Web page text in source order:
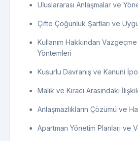
Uluslararası Anlaşmalar ve
Çifte Çoğunluk Şartları ve
Kullanım Hakkından
Yöntemleri
Kusurlu Davranış ve Kanuni
Malik ve Kiracı Arasındaki
Anlaşmazlıkların Çözümü ve
Apartman Yönetim Planları ve